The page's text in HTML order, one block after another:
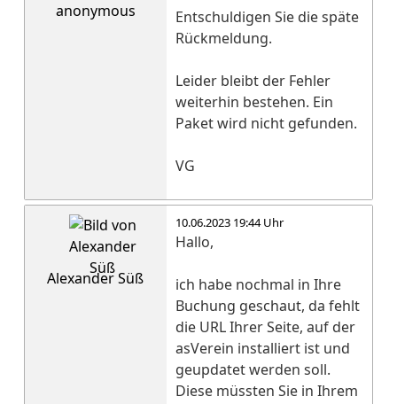
anonymous
Entschuldigen Sie die späte
Rückmeldung.
Leider bleibt der Fehler
weiterhin bestehen. Ein
Paket wird nicht gefunden.
VG
Alexander Süß
10.06.2023 19:44 Uhr
Hallo,
ich habe nochmal in Ihre
Buchung geschaut, da fehlt
die URL Ihrer Seite, auf der
asVerein installiert ist und
geupdatet werden soll.
Diese müssten Sie in Ihrem